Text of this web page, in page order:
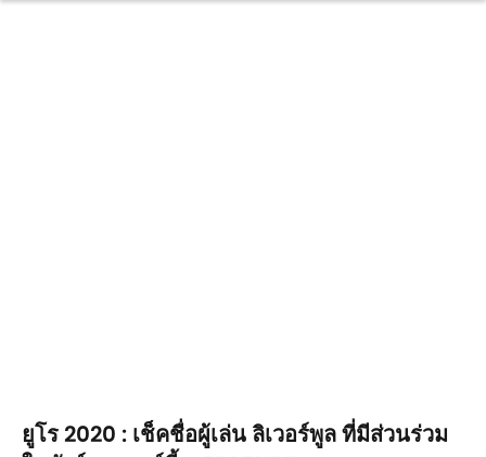
ยูโร 2020 : เช็คชื่อผู้เล่น ลิเวอร์พูล ที่มีส่วนร่วม